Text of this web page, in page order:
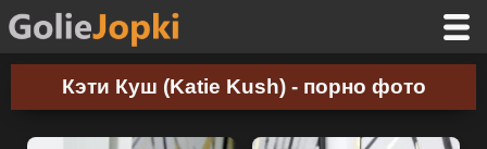
Кэти Куш (Katie Kush) - порно фото